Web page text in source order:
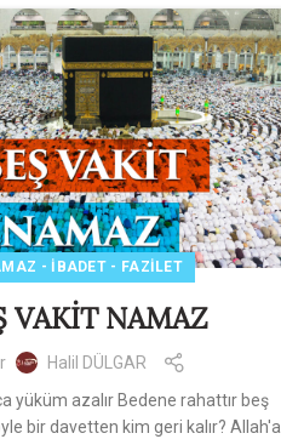
- İBADET - FAZILET
VAKİT NAMAZ
Halil DÜLGAR
yüküm azalır Bedene rahattır beş
bir davetten kim geri kalır? Allah'a